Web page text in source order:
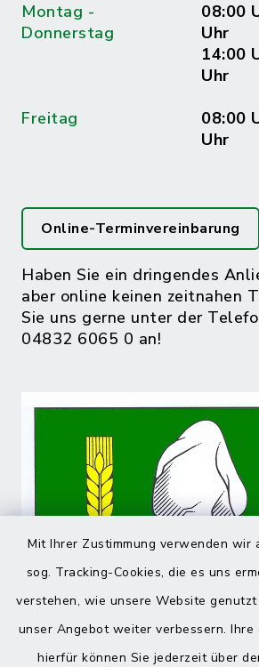
Mit Ihrer Zustimmung verwenden wir
sog. Tracking-Cookies, die es uns
verstehen, wie unsere Website
unser Angebot weiter verbessern.
hierfür können Sie jederzeit über
Montag -
Donnerstag
08:00
Uhr
14:00
Uhr
Freitag
08:00
Uhr
Online-Terminvereinbarung
Haben Sie ein dringendes
aber online keinen zeitnahen
Sie uns gerne unter der
04832 6065 0 an!